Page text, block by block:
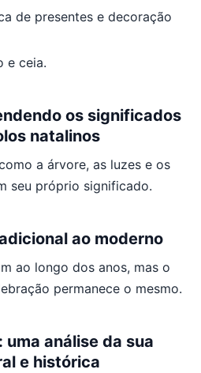
de presentes e decoração
e ceia.
os significados
natalinos
a árvore, as luzes e os
seu próprio significado.
ao moderno
ao longo dos anos, mas o
permanece o mesmo.
análise da sua
e histórica